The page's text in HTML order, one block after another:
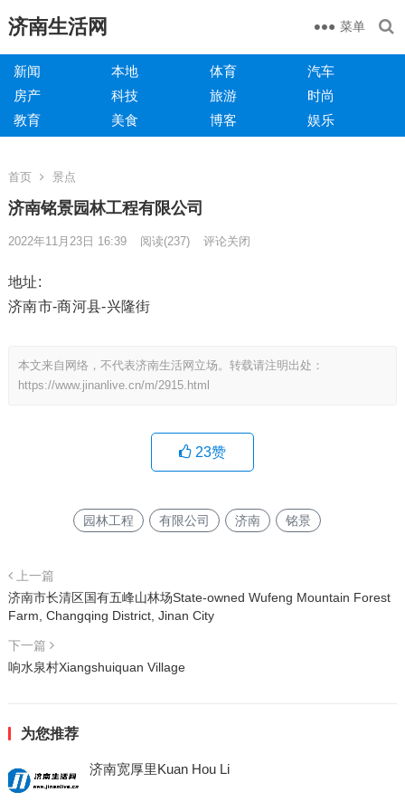
济南生活网 菜单
新闻 本地 体育
汽车
房产
科技 旅游
时尚
教育
美食 博客 娱乐
首页 景点
济南铭景园林工程有限公司
2022年11月23日 16:39 阅读(237) 评论关闭
地址:
济南市-商河县-兴隆街
本文来自网络，不代表济南生活网立场。转载请注明出处：
https://www.jinanlive.cn/m/2915.html
23赞
园林工程 有限公司 济南 铭景
上一篇
济南市长清区国有五峰山林场State-owned Wufeng Mountain Forest
Farm, Changqing District, Jinan City
下一篇
响水泉村Xiangshuiquan Village
为您推荐
济南宽厚里Kuan Hou Li